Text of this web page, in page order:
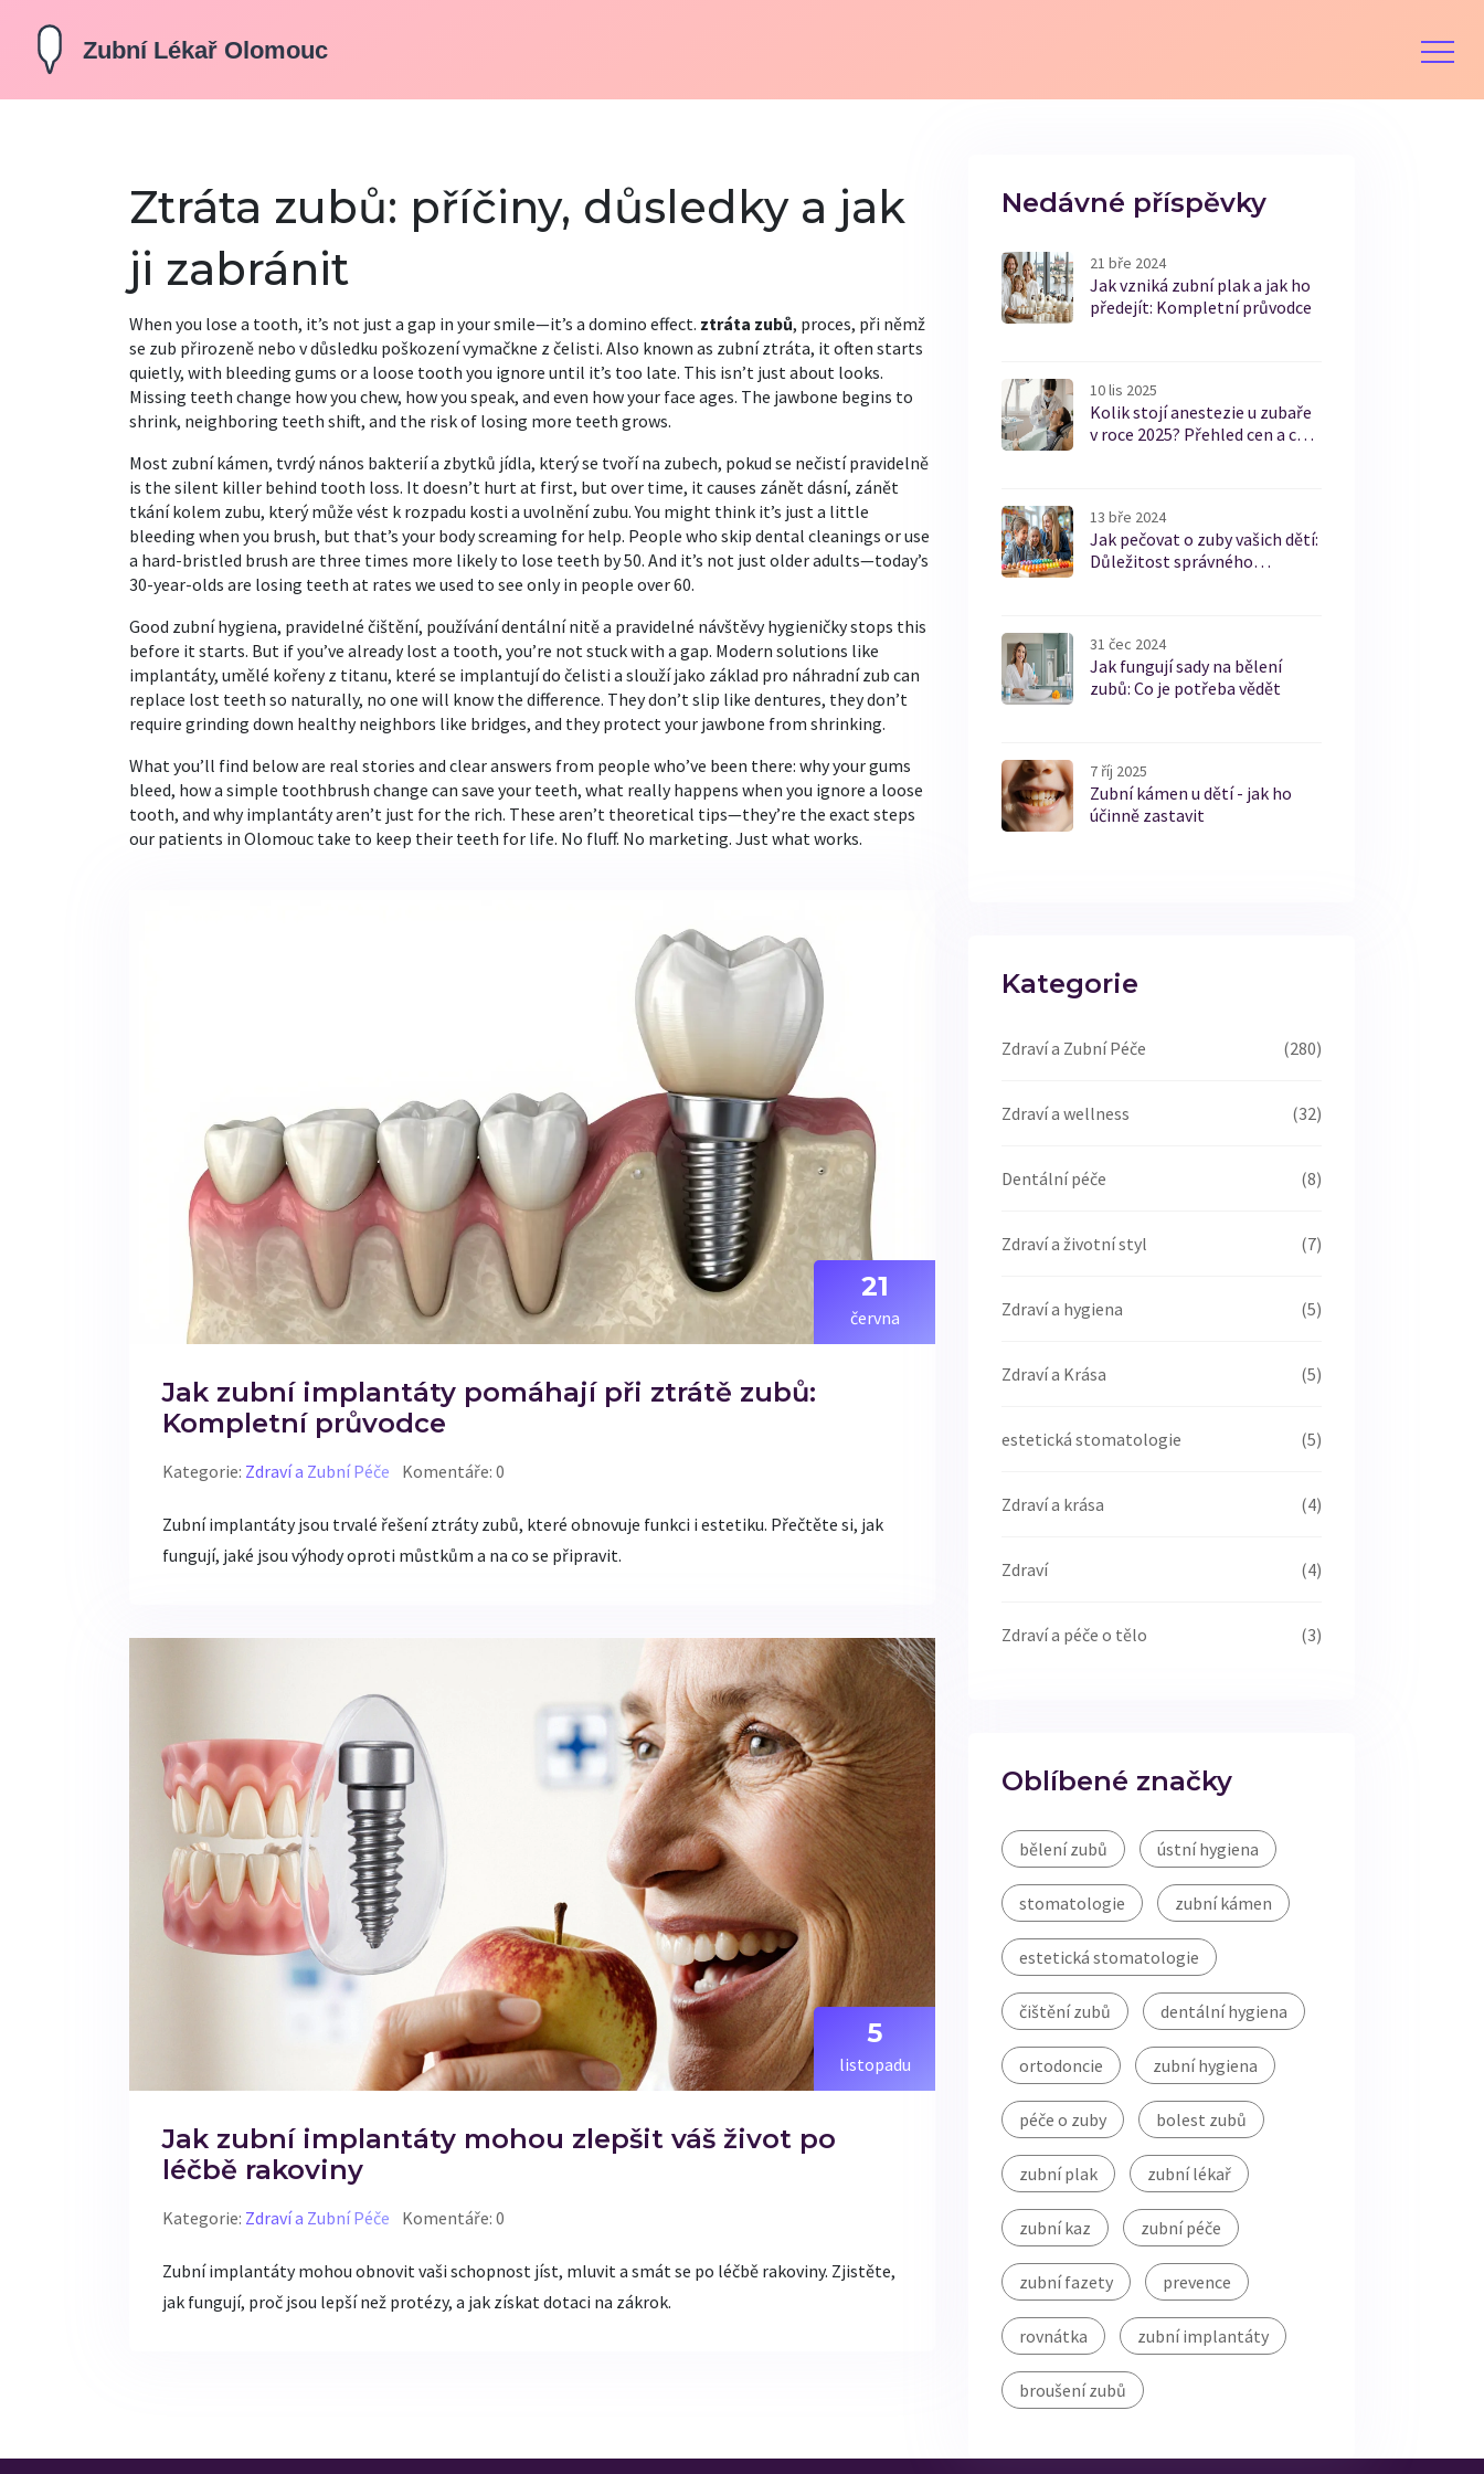
Ztráta zubů: příčiny, důsledky a jak
ji zabránit
When you lose a tooth, it’s not just a gap in your smile—it’s a domino effect. ztráta zubů, proces, při němž
se zub přirozeně nebo v důsledku poškození vymačkne z čelisti. Also known as zubní ztráta, it often starts
quietly, with bleeding gums or a loose tooth you ignore until it’s too late. This isn’t just about looks.
Missing teeth change how you chew, how you speak, and even how your face ages. The jawbone begins to
shrink, neighboring teeth shift, and the risk of losing more teeth grows.
Most zubní kámen, tvrdý nános bakterií a zbytků jídla, který se tvoří na zubech, pokud se nečistí pravidelně
is the silent killer behind tooth loss. It doesn’t hurt at first, but over time, it causes zánět dásní, zánět
tkání kolem zubu, který může vést k rozpadu kosti a uvolnění zubu. You might think it’s just a little
bleeding when you brush, but that’s your body screaming for help. People who skip dental cleanings or use
a hard-bristled brush are three times more likely to lose teeth by 50. And it’s not just older adults—today’s
30-year-olds are losing teeth at rates we used to see only in people over 60.
Good zubní hygiena, pravidelné čištění, používání dentální nitě a pravidelné návštěvy hygieničkystops this
before it starts. But if you’ve already lost a tooth, you’re not stuck with a gap. Modern solutions like
implantáty, umělé kořeny z titanu, které se implantují do čelisti a slouží jako základ pro náhradní zub can
replace lost teeth so naturally, no one will know the difference. They don’t slip like dentures, they don’t
require grinding down healthy neighbors like bridges, and they protect your jawbone from shrinking.
What you’ll find below are real stories and clear answers from people who’ve been there: why your gums
bleed, how a simple toothbrush change can save your teeth, what really happens when you ignore a loose
tooth, and why implantáty aren’t just for the rich. These aren’t theoretical tips—they’re the exact steps
our patients in Olomouc take to keep their teeth for life. No fluff. No marketing. Just what works.
21
června
Jak zubní implantáty pomáhají při ztrátě zubů:
Kompletní průvodce
Kategorie: Zdraví a Zubní Péče Komentáře: 0
Zubní implantáty jsou trvalé řešení ztráty zubů, které obnovuje funkci i estetiku. Přečtěte si, jak
fungují, jaké jsou výhody oproti můstkům a na co se připravit.
5
listopadu
Jak zubní implantáty mohou zlepšit váš život po
léčbě rakoviny
Kategorie: Zdraví a Zubní Péče Komentáře: 0
Zubní implantáty mohou obnovit vaši schopnost jíst, mluvit a smát se po léčbě rakoviny. Zjistěte,
jak fungují, proč jsou lepší než protézy, a jak získat dotaci na zákrok.
Nedávné příspěvky
21 bře 2024
Jak vzniká zubní plak a jak ho
předejít: Kompletní průvodce
10 lis 2025
Kolik stojí anestezie u zubaře
v roce 2025? Přehled cen a co
13 bře 2024
Jak pečovat o zuby vašich dětí:
Důležitost správného
31 čec 2024
Jak fungují sady na bělení
zubů: Co je potřeba vědět
7 říj 2025
Zubní kámen u dětí - jak ho
účinně zastavit
Kategorie
Zdraví a Zubní Péče (280)
Zdraví a wellness (32)
Dentální péče (8)
Zdraví a životní styl (7)
Zdraví a hygiena (5)
Zdraví a Krása (5)
estetická stomatologie (5)
Zdraví a krása (4)
Zdraví (4)
Zdraví a péče o tělo (3)
Oblíbené značky
bělení zubů ústní hygiena
stomatologie zubní kámen
estetická stomatologie
čištění zubů dentální hygiena
ortodoncie zubní hygiena
péče o zuby bolest zubů
zubní plak zubní lékař
zubní kaz zubní péče
zubní fazety prevence
rovnátka zubní implantáty
broušení zubů